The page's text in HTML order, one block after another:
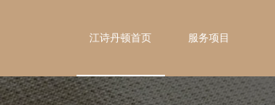
江诗丹顿首页 服务项目